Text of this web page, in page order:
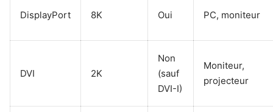
DisplayPort 8K Oui PC, moniteur
DVI 2K
Non
(sauf
DVI-I)
Moniteur,
projecteur